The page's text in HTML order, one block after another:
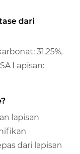
dari
31,25%,
Lapisan:
lapisan
dari lapisan